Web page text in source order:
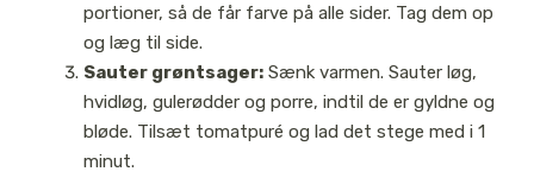
portioner, så de får farve på alle sider. Tag dem op
og læg til side.
Sauter grøntsager:Sænk varmen. Sauter løg,
hvidløg, gulerødder og porre, indtil de er gyldne og
bløde. Tilsæt tomatpuré og lad det stege med i 1
minut.